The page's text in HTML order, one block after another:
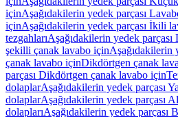
içinAşağıdakilerin yedek parçası
içinAşağıdakilerin yedek parçası İkili
tezgahlarıAşağıdakilerin yedek parçası
şekilli çanak lavabo içinAşağıdakilerin
çanak lavabo içinDikdörtgen çanak
parçası Dikdörtgen çanak lavabo için
dolaplarAşağıdakilerin yedek parçası
dolaplarAşağıdakilerin yedek parçası
dolaplarıAşağıdakilerin yedek parçası